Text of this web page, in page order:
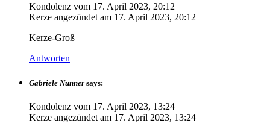
Kondolenz vom 17. April 2023, 20:12
Kerze angezündet am 17. April 2023, 20:12
Kerze-Groß
Antworten
Gabriele Nunner says:
Kondolenz vom 17. April 2023, 13:24
Kerze angezündet am 17. April 2023, 13:24